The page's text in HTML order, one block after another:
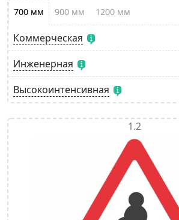
700 мм 900 мм 1200 мм
Коммерческая
Инженерная
Высокоинтенсивная
1.2